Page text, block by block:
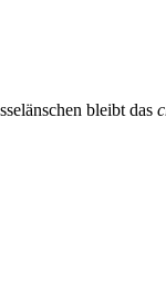
bleibt das